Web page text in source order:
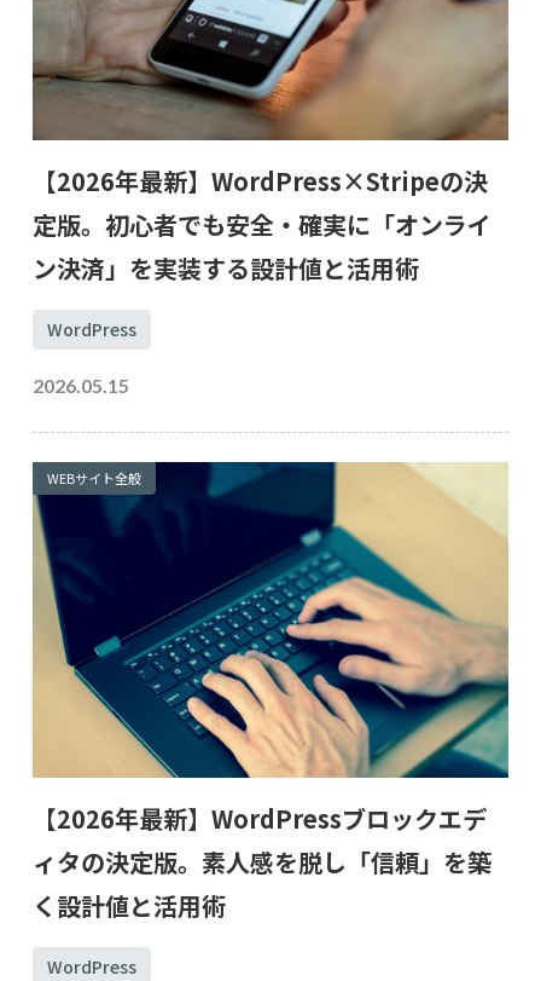
【2026年最新】WordPress×Stripeの決
定版。初心者でも安全・確実に「オンライ
ン決済」を実装する設計値と活用術
WordPress
2026.05.15
WEBサイト全般
【2026年最新】WordPressブロックエデ
ィタの決定版。素人感を脱し「信頼」を築
く設計値と活用術
WordPress